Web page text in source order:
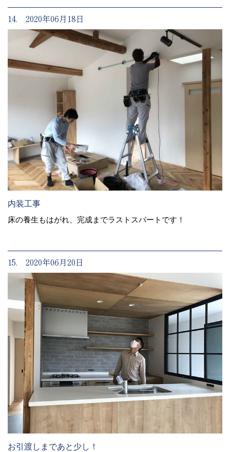
14. 2020年06月18日
内装工事
床の養生もはがれ、完成までラストスパートです！
15. 2020年06月20日
お引渡しまであと少し！